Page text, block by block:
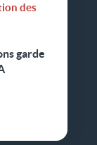
des
garde